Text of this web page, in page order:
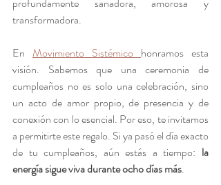
transformadora.
En Movimiento Sistémico honramos esta
visión. Sabemos que una ceremonia de
cumpleaños no es solo una celebración, sino
un acto de amor propio, de presencia y de
conexión con lo esencial. Por eso, te invitamos
a permitirte este regalo. Si ya pasó el día exacto
de tu cumpleaños, aún estás a tiempo: la
energía sigue viva durante ocho días más.